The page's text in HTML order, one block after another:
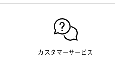
カスタマーサービス